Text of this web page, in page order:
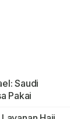
Saudi
Pakai